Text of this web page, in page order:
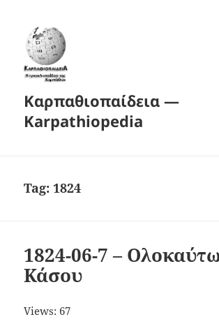
Καρπαθιοπαίδεια —
Karpathiopedia
Tag: 1824
1824-06-7 –
Κάσου
Views: 67